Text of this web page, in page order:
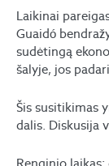
Laikinai
Guaidó
sudėtingą
šalyje, jos
Šis susitikimas
dalis. Diskusija